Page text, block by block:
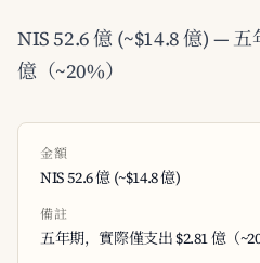
NIS 52.6 億 (~$14.8 億) —
億（~20%）
金額
NIS 52.6 億 (~$14.8 億)
備註
五年期，實際僅支出 $2.81 億（